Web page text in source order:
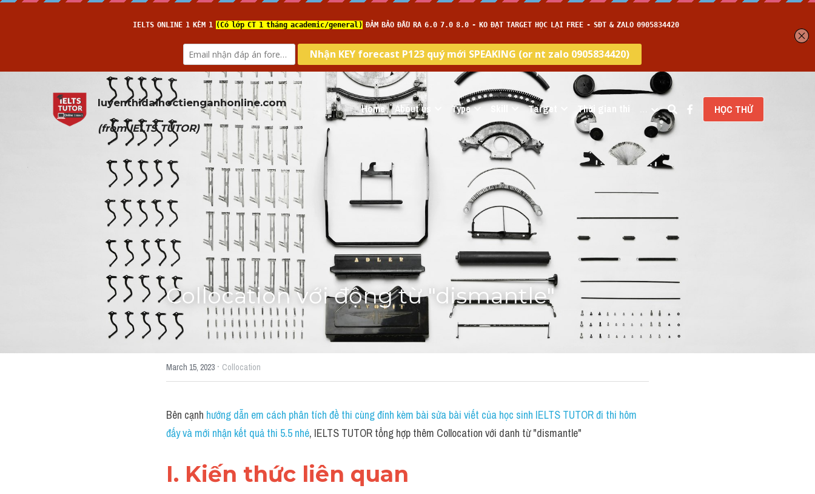
luyenthidaihoctienganhonline.com
(from IELTS TUTOR)
Home About us Type Skill Target Thời gian thi HỌC THỬ
Collocation với động từ "dismantle"
March 15, 2023 · Collocation
Bên cạnh hướng dẫn em cách phân tích đề thi cùng đính kèm bài sửa bài viết của học sinh IELTS TUTOR đi thi hôm
đấy và mới nhận kết quả thi 5.5 nhé, IELTS TUTOR tổng hợp thêm Collocation với danh từ "dismantle"
I. Kiến thức liên quan